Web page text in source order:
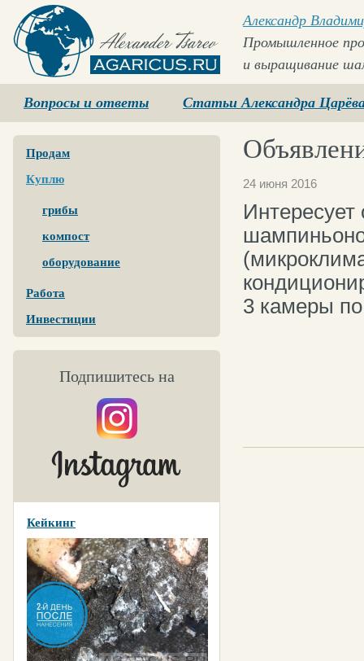
Agaricus.ru
Александр
Промышленное
и выращивание
Вопросы и ответы Статьи Александра
Продам
Куплю
грибы
компост
оборудование
Работа
Инвестиции
Подпишитесь на
Кейкинг
24 июня 2016
3 камеры